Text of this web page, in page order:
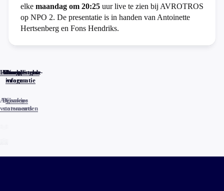
elke maandag om 20:25 uur live te zien bij AVROTROS
op NPO 2. De presentatie is in handen van Antoinette
Hertsenberg en Fons Hendriks.
Home
Actueel
Uitzendingen
Reacties
Programma-
informatie
Veelgestelde
vragen
Algemene
voorwaarden
Privacy
statements
Cookies